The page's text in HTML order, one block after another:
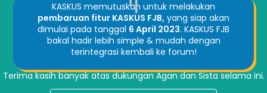
KASKUS memutuskan untuk melakukan
pembaruan fitur KASKUS FJB, yang siap akan
dimulai pada tanggal 6 April 2023. KASKUS FJB
bakal hadir lebih simple & mudah dengan
terintegrasi kembali ke forum!
Terima kasih banyak atas dukungan Agan dan Sista selama ini.